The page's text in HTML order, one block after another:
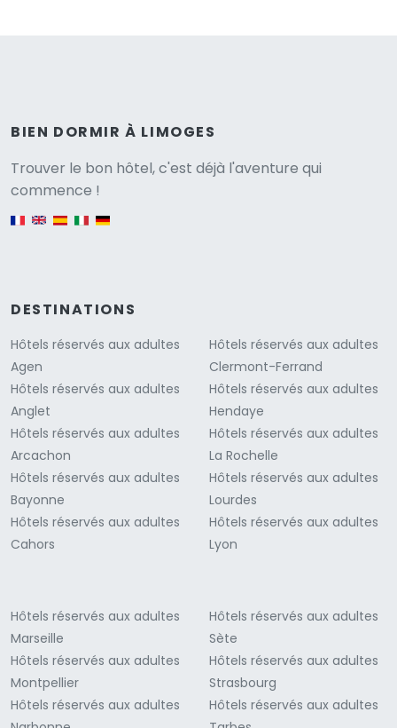
BIEN DORMIR À LIMOGES
Trouver le bon hôtel, c'est déjà l'aventure qui
commence !
DESTINATIONS
Hôtels réservés aux adultes
Agen
Hôtels réservés aux adultes
Anglet
Hôtels réservés aux adultes
Arcachon
Hôtels réservés aux adultes
Bayonne
Hôtels réservés aux adultes
Cahors
Hôtels réservés aux adultes
Clermont-Ferrand
Hôtels réservés aux adultes
Hendaye
Hôtels réservés aux adultes
La Rochelle
Hôtels réservés aux adultes
Lourdes
Hôtels réservés aux adultes
Lyon
Hôtels réservés aux adultes
Marseille
Hôtels réservés aux adultes
Montpellier
Hôtels réservés aux adultes
Hôtels réservés aux adultes
Sète
Hôtels réservés aux adultes
Strasbourg
Hôtels réservés aux adultes